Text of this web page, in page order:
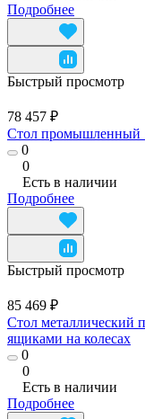
Подробнее
Быстрый просмотр
78 457 ₽
Стол промышленный
0
0
Есть в наличии
Подробнее
Быстрый просмотр
85 469 ₽
Стол металлический
ящиками на колесах
0
0
Есть в наличии
Подробнее